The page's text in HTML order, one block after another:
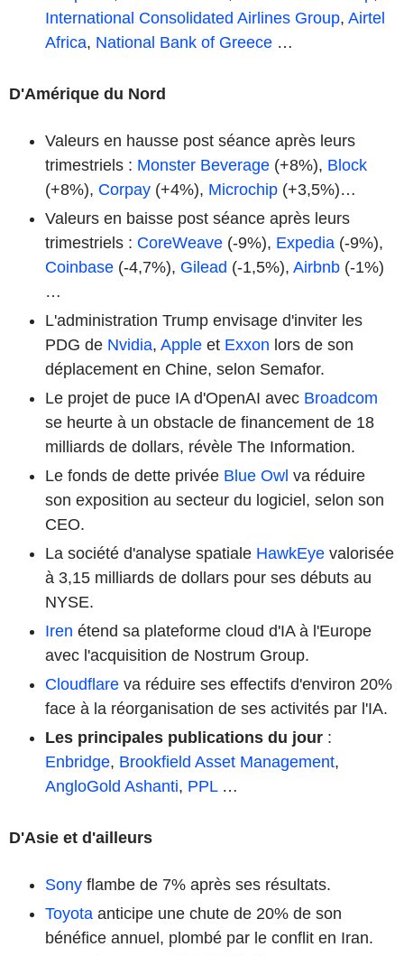
International Consolidated Airlines Group, Airtel
Africa, National Bank of Greece …
D'Amérique du Nord
Valeurs en hausse post séance après leurs
trimestriels : Monster Beverage (+8%), Block
(+8%), Corpay (+4%), Microchip (+3,5%)…
Valeurs en baisse post séance après leurs
trimestriels : CoreWeave (-9%), Expedia (-9%),
Coinbase (-4,7%), Gilead (-1,5%), Airbnb (-1%)
…
L'administration Trump envisage d'inviter les
PDG de Nvidia, Apple et Exxon lors de son
déplacement en Chine, selon Semafor.
Le projet de puce IA d'OpenAI avec Broadcom
se heurte à un obstacle de financement de 18
milliards de dollars, révèle The Information.
Le fonds de dette privée Blue Owl va réduire
son exposition au secteur du logiciel, selon son
CEO.
La société d'analyse spatiale HawkEye valorisée
à 3,15 milliards de dollars pour ses débuts au
NYSE.
Iren étend sa plateforme cloud d'IA à l'Europe
avec l'acquisition de Nostrum Group.
Cloudflare va réduire ses effectifs d'environ 20%
face à la réorganisation de ses activités par l'IA.
Les principales publications du jour :
Enbridge, Brookfield Asset Management,
AngloGold Ashanti, PPL…
D'Asie et d'ailleurs
Sony flambe de 7% après ses résultats.
Toyota anticipe une chute de 20% de son
bénéfice annuel, plombé par le conflit en Iran.